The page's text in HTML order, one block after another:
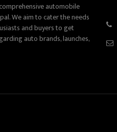
automobile
We aim to cater the needs
and buyers to get
auto brands, launches,